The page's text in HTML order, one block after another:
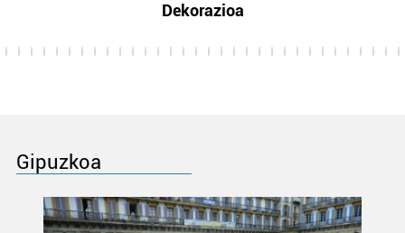
Dekorazioa
Gipuzkoa